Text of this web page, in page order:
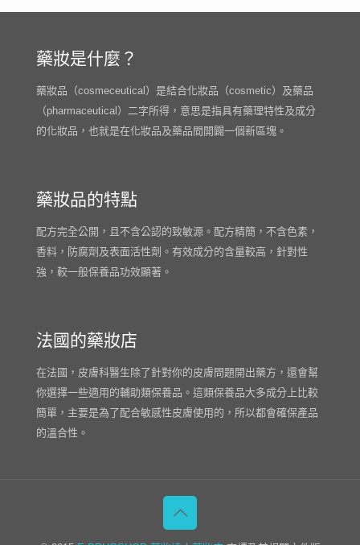
藥妝是什麼？
藥妝品（cosmeceutical）是結合化妝品（cosmetic）及藥品
（pharmaceutical）二字所得，意思是指具有藥理特性及成分
的化妝品，也就是在化妝品及藥品間開闢一個新區塊。
藥妝品的特點
配方完全公開，且不含公認的致敏源。配方精簡，不含色素，
香料，防腐劑及表面活性劑。有效成分的含量較高，針對性
強，較一般保養品功效顯著。
法國的藥妝店
在法國，皮膚科醫生除了針對你的皮膚問題開出藥方，還會幫
你選擇一些適用的輔助類保養品。這類保養品大多成分上比較
簡單，主要是為了配合敏感性皮膚使用的，所以都會確保產品
的溫合性。